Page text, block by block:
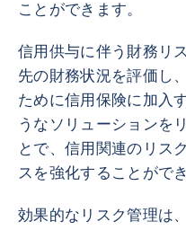
ことができます。
信用供与に伴う財務リ
先の財務状況を評価し
ために信用保険に加入
うなソリューションを
とで、信用関連のリス
スを強化することがで
効果的なリスク管理は